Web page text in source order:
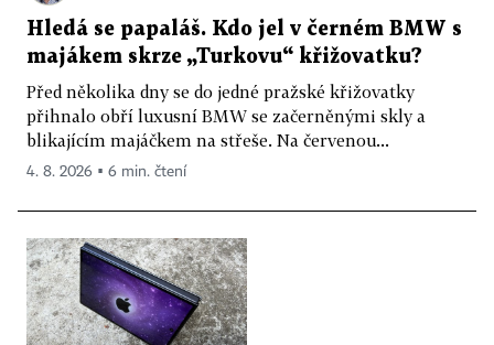
Hledá se papaláš. Kdo jel v černém BMW s
majákem skrze „Turkovu“ křižovatku?
Před několika dny se do jedné pražské křižovatky
přihnalo obří luxusní BMW se začerněnými skly a
blikajícím majáčkem na střeše. Na červenou...
4. 8. 2026 ▪ 6 min. čtení